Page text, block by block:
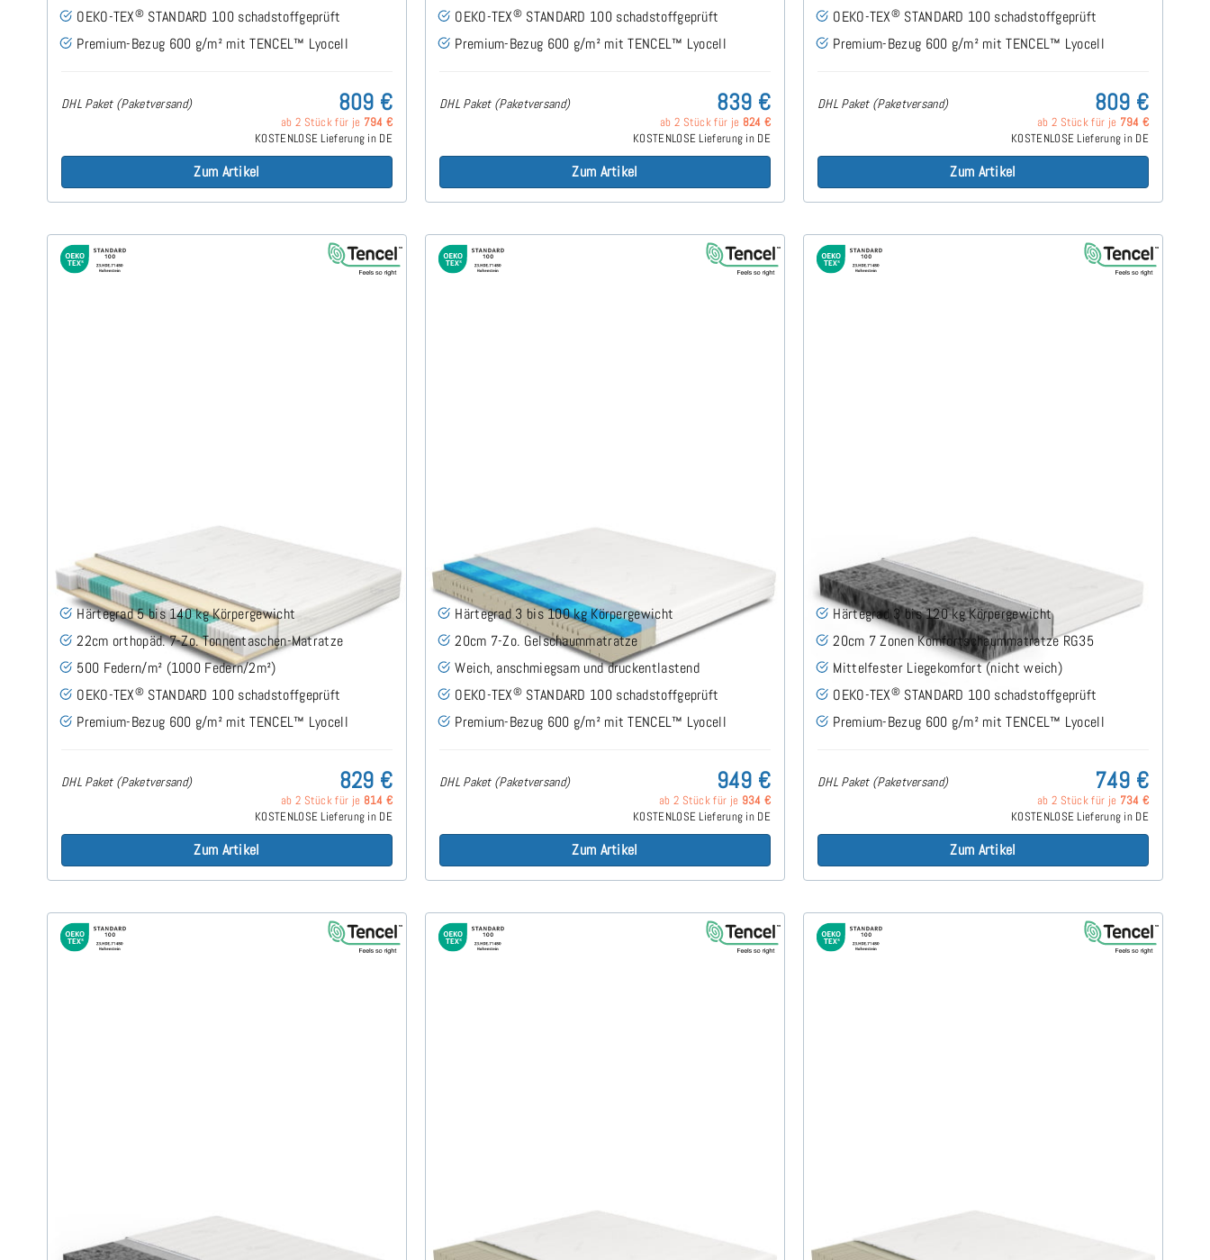
OEKO-TEX® STANDARD 100 schadstoffgeprüft
Premium-Bezug 600 g/m² mit TENCEL™ Lyocell
DHL Paket (Paketversand) 809 €
ab 2 Stück für je 794 €
KOSTENLOSE Lieferung in DE
Zum Artikel
OEKO-TEX® STANDARD 100 schadstoffgeprüft
Premium-Bezug 600 g/m² mit TENCEL™ Lyocell
DHL Paket (Paketversand) 839 €
ab 2 Stück für je 824 €
KOSTENLOSE Lieferung in DE
Zum Artikel
OEKO-TEX® STANDARD 100 schadstoffgeprüft
Premium-Bezug 600 g/m² mit TENCEL™ Lyocell
DHL Paket (Paketversand) 809 €
ab 2 Stück für je 794 €
KOSTENLOSE Lieferung in DE
Zum Artikel
SERA H5 (TENCEL™ Lyocell) TTFK-Matratze 240x200
cm - Sonderanfertigung
Härtegrad 5 bis 140 kg Körpergewicht
22cm orthopäd. 7-Zo. Tonnentaschen-Matratze
500 Federn/m² (1000 Federn/2m²)
OEKO-TEX® STANDARD 100 schadstoffgeprüft
Premium-Bezug 600 g/m² mit TENCEL™ Lyocell
DHL Paket (Paketversand) 829 €
ab 2 Stück für je 814 €
KOSTENLOSE Lieferung in DE
Zum Artikel
Siro Gel H3 (TENCEL™ Lyocell) Gelschaummatratze
240x200 cm - Sonderanfertigung
(44)
Härtegrad 3 bis 100 kg Körpergewicht
20cm 7-Zo. Gelschaummatratze
Weich, anschmiegsam und druckentlastend
OEKO-TEX® STANDARD 100 schadstoffgeprüft
Premium-Bezug 600 g/m² mit TENCEL™ Lyocell
DHL Paket (Paketversand) 949 €
ab 2 Stück für je 934 €
KOSTENLOSE Lieferung in DE
Zum Artikel
Firmy H3 (TENCEL™ Lyocell)
Komfortschaummatratze 240x200 cm
Härtegrad 3 bis 120 kg Körpergewicht
20cm 7 Zonen Komfortschaummatratze RG35
Mittelfester Liegekomfort (nicht weich)
OEKO-TEX® STANDARD 100 schadstoffgeprüft
Premium-Bezug 600 g/m² mit TENCEL™ Lyocell
DHL Paket (Paketversand) 749 €
ab 2 Stück für je 734 €
KOSTENLOSE Lieferung in DE
Zum Artikel
Firmy H2 (TENCEL™ Lyocell)
Komfortschaummatratze 240x200 cm
Midsofty H2 (TENCEL™ Lyocell) Kaltschaummatratze
240x200 cm - Sonderanfertigung
(49)
Midsofty H3 (TENCEL™ Lyocell) Kaltschaummatratze
240x200 cm - Sonderanfertigung
(49)